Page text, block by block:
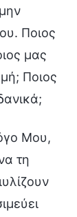
Ποιος
μας
Ποιος
Μου,
τη